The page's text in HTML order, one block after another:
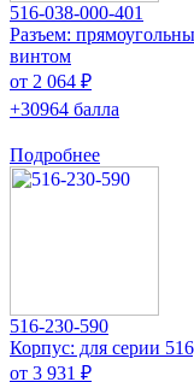
516-038-000-401
Разъем:
винтом
от 2 064 ₽
+30964 балла
Подробнее
516-230-590
Корпус: для серии
от 3 931 ₽